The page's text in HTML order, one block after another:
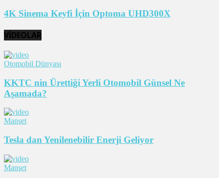
4K Sinema Keyfi İçin Optoma UHD300X
VİDEOLAR
Otomobil Dünyası
KKTC nin Ürettiği Yerli Otomobil Günsel Ne
Aşamada?
Manşet
Tesla dan Yenilenebilir Enerji Geliyor
Manşet